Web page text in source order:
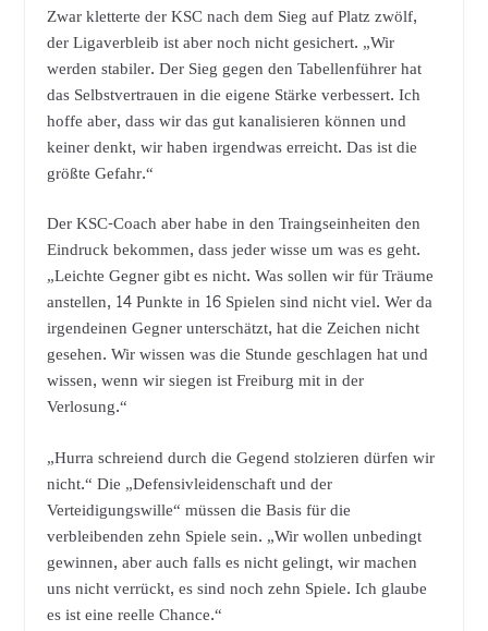
Zwar kletterte der KSC nach dem Sieg auf Platz zwölf,
der Ligaverbleib ist aber noch nicht gesichert. „Wir
werden stabiler. Der Sieg gegen den Tabellenführer hat
das Selbstvertrauen in die eigene Stärke verbessert. Ich
hoffe aber, dass wir das gut kanalisieren können und
keiner denkt, wir haben irgendwas erreicht. Das ist die
größte Gefahr.“
Der KSC-Coach aber habe in den Traingseinheiten den
Eindruck bekommen, dass jeder wisse um was es geht.
„Leichte Gegner gibt es nicht. Was sollen wir für Träume
anstellen, 14 Punkte in 16 Spielen sind nicht viel. Wer da
irgendeinen Gegner unterschätzt, hat die Zeichen nicht
gesehen. Wir wissen was die Stunde geschlagen hat und
wissen, wenn wir siegen ist Freiburg mit in der
Verlosung.“
„Hurra schreiend durch die Gegend stolzieren dürfen wir
nicht.“ Die „Defensivleidenschaft und der
Verteidigungswille“ müssen die Basis für die
verbleibenden zehn Spiele sein. „Wir wollen unbedingt
gewinnen, aber auch falls es nicht gelingt, wir machen
uns nicht verrückt, es sind noch zehn Spiele. Ich glaube
es ist eine reelle Chance.“